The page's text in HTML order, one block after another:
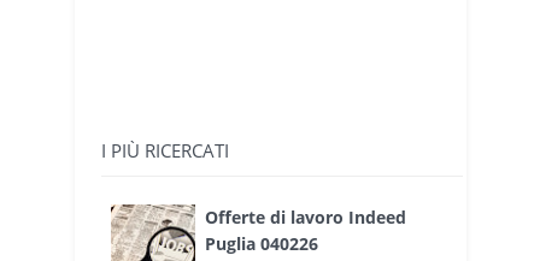
I PIÙ RICERCATI
Offerte di lavoro Indeed
Puglia 040226